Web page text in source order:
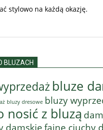
stylowo na każdą okazję.
BLUZACH
bluze
bluzy dresowe bluzy
nosić z bluzą